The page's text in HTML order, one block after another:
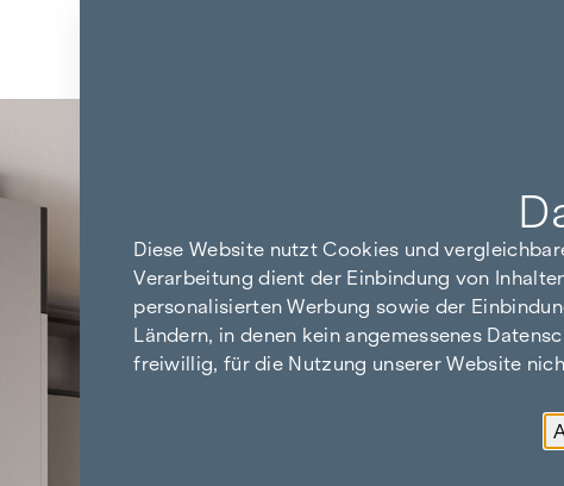
Diese Website nutzt Cookies und
Verarbeitung dient der Einbindung von
personalisierten Werbung sowie der
Ländern, in denen kein angemessenes
freiwillig, für die Nutzung unserer Website